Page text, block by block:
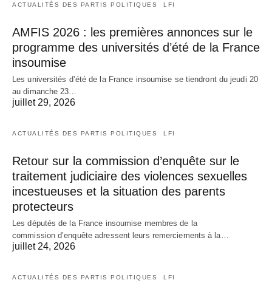
ACTUALITÉS DES PARTIS POLITIQUES LFI
AMFIS 2026 : les premières annonces sur le
programme des universités d’été de la France
insoumise
Les universités d’été de la France insoumise se tiendront du jeudi 20
au dimanche 23…
juillet 29, 2026
ACTUALITÉS DES PARTIS POLITIQUES LFI
Retour sur la commission d’enquête sur le
traitement judiciaire des violences sexuelles
incestueuses et la situation des parents
protecteurs
Les députés de la France insoumise membres de la
commission d’enquête adressent leurs remerciements à la…
juillet 24, 2026
ACTUALITÉS DES PARTIS POLITIQUES LFI